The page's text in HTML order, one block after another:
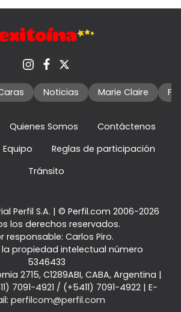
Noticias Marie Claire
Quienes Somos
Contáctenos
Equipo
Reglas de participación
Tránsito
Perfil S.A. | © Perfil.com 2006-2026
los derechos reservados.
responsable: Carlos Piro.
la propiedad intelectual número
5346433
2715, C1289ABI, CABA, Argentina |
7091-4921 / (+5411) 7091-4922| E-
perfilcom@perfil.com